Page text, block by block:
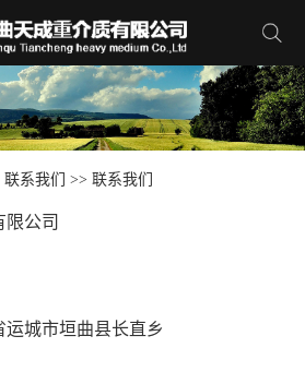
联系我们 >> 联系我们
公司
城市垣曲县长直乡